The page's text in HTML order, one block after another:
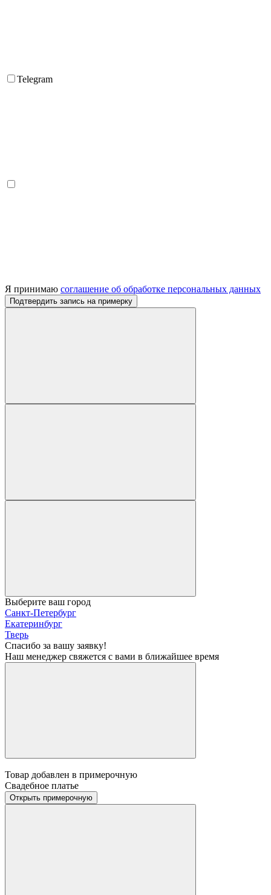
Telegram
Я принимаю соглашение об обработке персональных данных
Подтвердить запись на примерку
Выберите ваш город
Санкт-Петербург
Екатеринбург
Тверь
Спасибо за вашу заявку!
Наш менеджер свяжется с вами в ближайшее время
Товар добавлен в примерочную
Свадебное платье
Открыть примерочную